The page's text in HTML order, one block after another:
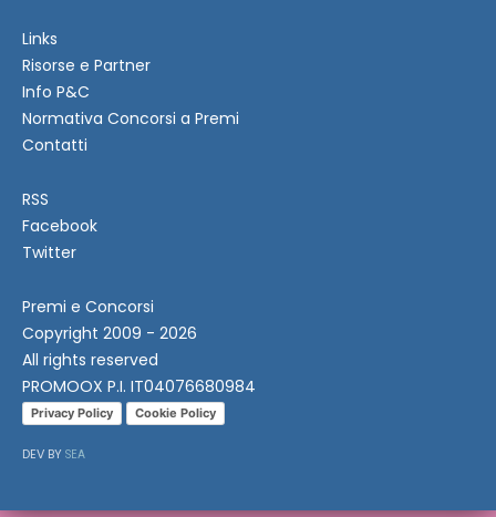
Links
Risorse e Partner
Info P&C
Normativa Concorsi a Premi
Contatti
RSS
Facebook
Twitter
Premi e Concorsi
Copyright 2009 - 2026
All rights reserved
PROMOOX P.I. IT04076680984
Privacy Policy Cookie Policy
DEV BY SEA